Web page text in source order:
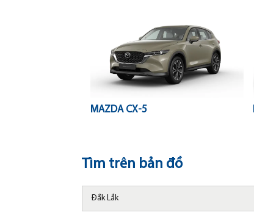
MAZDA CX-5
Tìm trên bản đồ
Đắk Lắk